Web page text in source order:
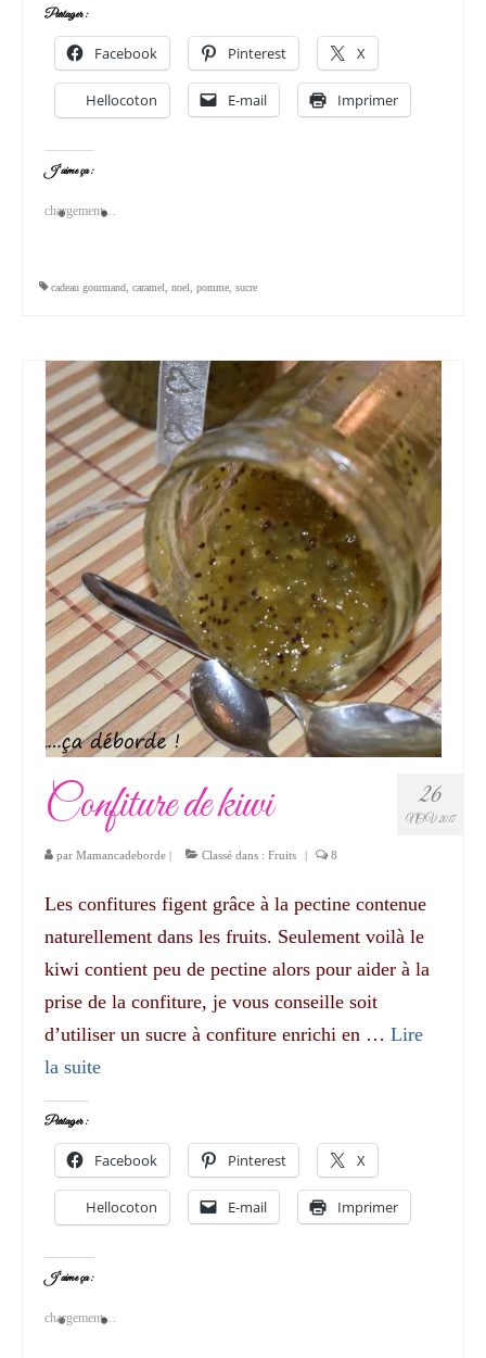
Partager :
Facebook Pinterest X
Hellocoton E-mail Imprimer
J’aime ça :
chargement…
cadeau gourmand caramel noel pomme sucre
26
NOV 2017
Confiture de kiwi
par Mamancadeborde | Classé dans : Fruits | 8
Les confitures figent grâce à la pectine contenue
naturellement dans les fruits. Seulement voilà le
kiwi contient peu de pectine alors pour aider à la
prise de la confiture, je vous conseille soit
d’utiliser un sucre à confiture enrichi en … Lire
la suite­­
Partager :
Facebook Pinterest X
Hellocoton E-mail Imprimer
J’aime ça :
chargement…